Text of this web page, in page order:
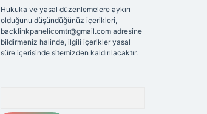
Hukuka ve yasal düzenlemelere aykırı
olduğunu düşündüğünüz içerikleri,
backlinkpanelicomtr@gmail.comadresine
bildirmeniz halinde, ilgili içerikler yasal
süre içerisinde sitemizden kaldırılacaktır.